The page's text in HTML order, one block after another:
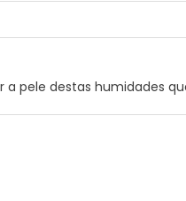
ÁCIDO FÍTICO.
pele destas humidades